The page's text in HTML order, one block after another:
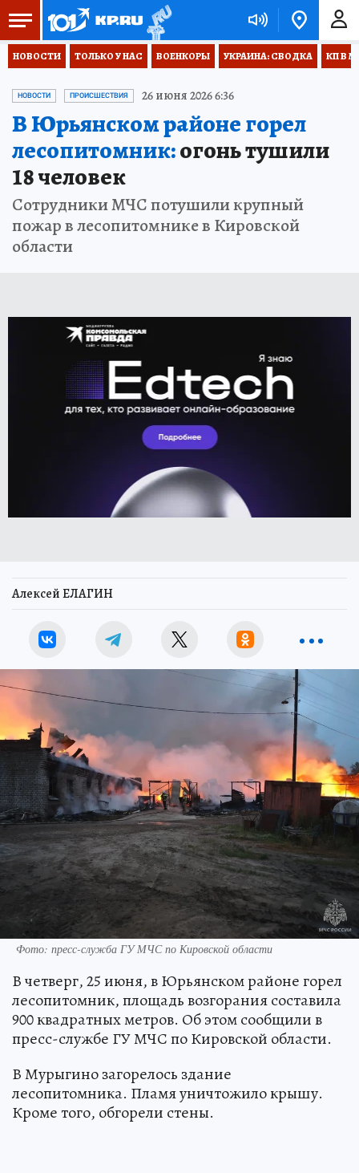
НОВОСТИ ТОЛЬКО У НАС ВОЕНКОРЫ УКРАИНА: СВОДКА КП В
НОВОСТИ ПРОИСШЕСТВИЯ 26 июня 2026 6:36
В Юрьянском районе горел
лесопитомник:огонь тушили
18 человек
Сотрудники МЧС потушили крупный
пожар в лесопитомнике в Кировской
области
Алексей ЕЛАГИН
Фото: пресс-служба ГУ МЧС по Кировской области
В четверг, 25 июня, в Юрьянском районе горел
лесопитомник, площадь возгорания составила
900 квадратных метров. Об этом сообщили в
пресс-службе ГУ МЧС по Кировской области.
В Мурыгино загорелось здание
лесопитомника. Пламя уничтожило крышу.
Кроме того, обгорели стены.